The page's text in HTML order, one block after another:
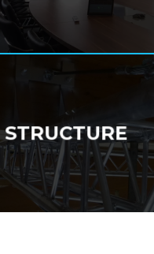
STRUCTURE